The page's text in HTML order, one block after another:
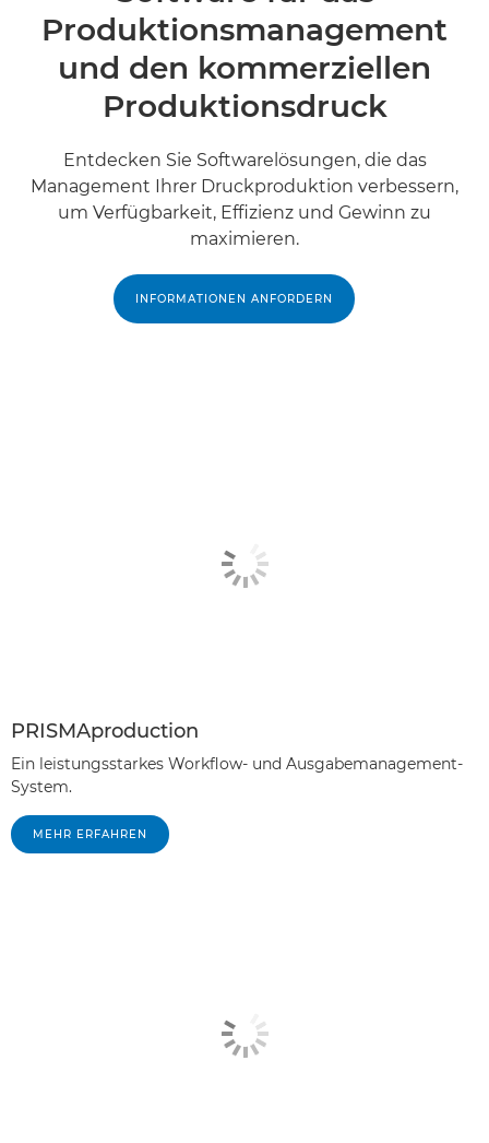
Produktionsmanagement
und den kommerziellen
Produktionsdruck
Entdecken Sie Softwarelösungen, die das
Management Ihrer Druckproduktion verbessern,
um Verfügbarkeit, Effizienz und Gewinn zu
maximieren.
INFORMATIONEN ANFORDERN
PRISMAproduction
Ein leistungsstarkes Workflow- und Ausgabemanagement-
System.
MEHR ERFAHREN